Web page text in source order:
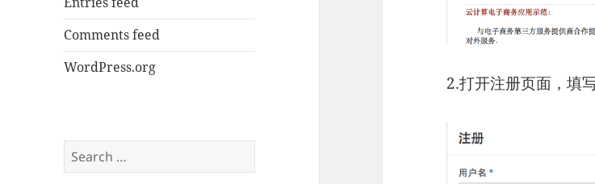
Comments feed
WordPress.org
Search
for:
2.打开注册页面，填